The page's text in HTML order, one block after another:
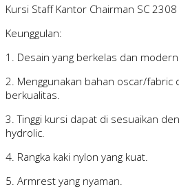
Kursi Staff Kantor Chairman SC 2308
Keunggulan:
1. Desain yang berkelas dan
2. Menggunakan bahan oscar/fabric
berkualitas.
3. Tinggi kursi dapat di sesuaikan
hydrolic.
4. Rangka kaki nylon yang kuat.
5. Armrest yang nyaman.